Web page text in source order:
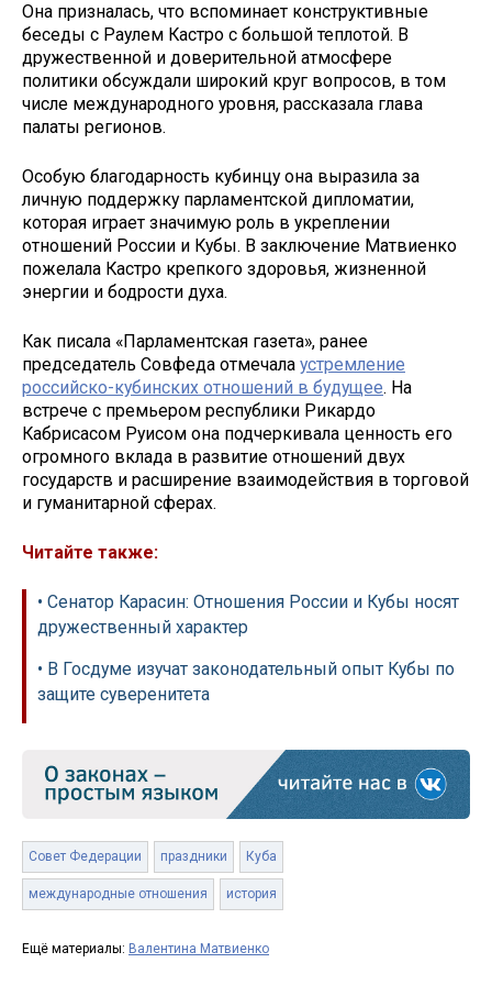
Она призналась, что вспоминает конструктивные
беседы с Раулем Кастро с большой теплотой. В
дружественной и доверительной атмосфере
политики обсуждали широкий круг вопросов, в том
числе международного уровня, рассказала глава
палаты регионов.
Особую благодарность кубинцу она выразила за
личную поддержку парламентской дипломатии,
которая играет значимую роль в укреплении
отношений России и Кубы. В заключение Матвиенко
пожелала Кастро крепкого здоровья, жизненной
энергии и бодрости духа.
Как писала «Парламентская газета», ранее
председатель Совфеда отмечала устремление
российско-кубинских отношений в будущее. На
встрече с премьером республики Рикардо
Кабрисасом Руисом она подчеркивала ценность его
огромного вклада в развитие отношений двух
государств и расширение взаимодействия в торговой
и гуманитарной сферах.
Читайте также:
• Сенатор Карасин: Отношения России и Кубы носят
дружественный характер
• В Госдуме изучат законодательный опыт Кубы по
защите суверенитета
Совет Федерации праздники Куба
международные отношения история
Ещё материалы: Валентина Матвиенко